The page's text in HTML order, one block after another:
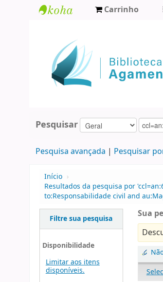
Agamenon
Magalhães
Carrinho
Pesquisar
Pesquisa avançada Pesquisar
Início ›
Resultados da pesquisa por
to:Responsabilidade civil and
Filtre sua pesquisa
Disponibilidade
Limitar aos itens
disponíveis.
Sua